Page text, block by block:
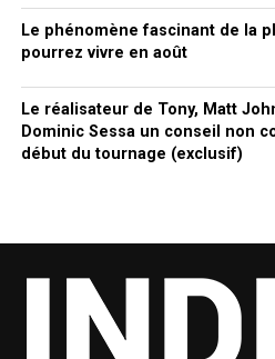
Le phénomène fascinant de la
pourrez vivre en août
Le réalisateur de Tony, Matt
Dominic Sessa un conseil non
début du tournage (exclusif)